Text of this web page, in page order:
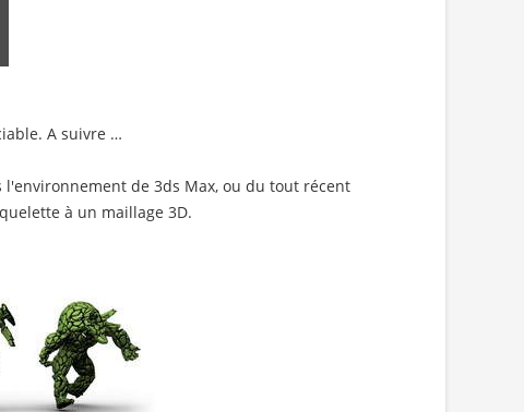
A suivre …
de 3ds Max, ou du tout récent
à un maillage 3D.